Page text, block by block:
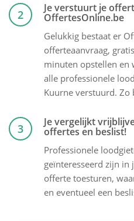
2 Je verstuurt je
OffertesOnline.be
Gelukkig bestaat er
offerteaanvraag,
minuten opstellen en
alle professionele
Kuurne verstuurd. Zo
3 Je vergelijkt
offertes en beslist!
Professionele
geïnteresseerd zijn in
offerte toesturen,
en eventueel een